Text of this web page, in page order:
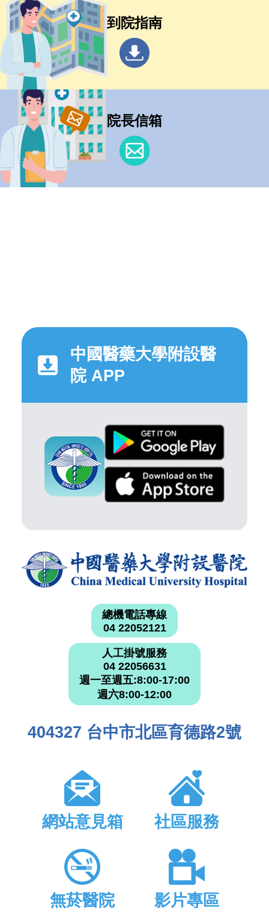
到院指南
院長信箱
中國醫藥大學附設醫
院 APP
總機電話專線
04 22052121
人工掛號服務
04 22056631
週一至週五:8:00-17:00
週六8:00-12:00
404327 台中市北區育德路2號
網站意見箱 社區服務
無菸醫院 影片專區